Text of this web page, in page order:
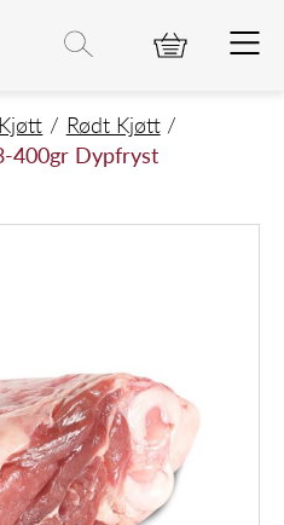
Dypfryst
Kjøtt
Rødt Kjøtt
400gr Dypfryst